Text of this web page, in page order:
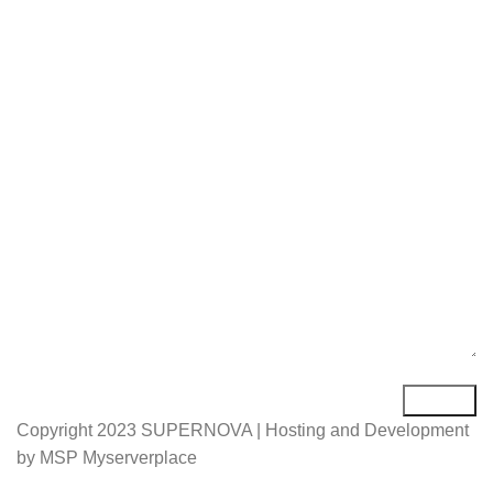
Copyright 2023 SUPERNOVA | Hosting and Development
by MSP Myserverplace